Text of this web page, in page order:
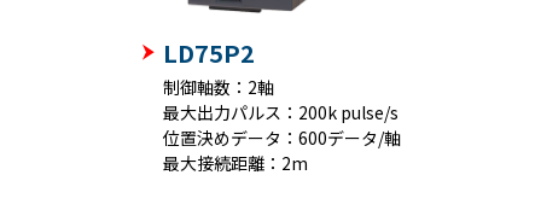
LD75P2
制御軸数：2軸
最大出力パルス：200k pulse/s
位置決めデータ：600データ/軸
最大接続距離：2m